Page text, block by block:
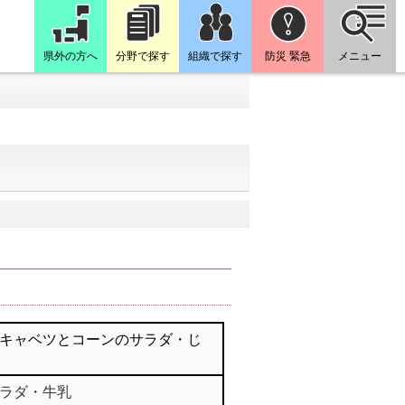
県外の方へ 分野で探す 組織で探す 防災 緊急 メニュー
ャベツとコーンのサラダ・じ
ダ・牛乳